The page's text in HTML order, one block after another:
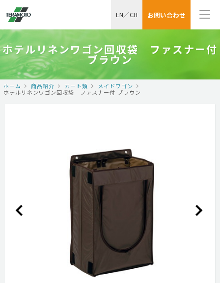
お問い合わせ
EN／CH
ホテルリネンワゴン回収袋 ファスナー付
ブラウン
ホーム 商品紹介 カート類
メイドワゴン
ホテルリネンワゴン回収袋 ファスナー付 ブラウン